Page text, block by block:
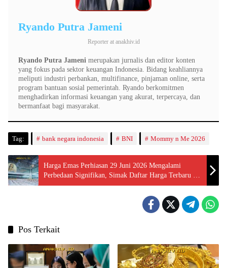
Ryando Putra Jameni
Reporter at anakhiv.id
Ryando Putra Jameni merupakan jurnalis dan editor konten
yang fokus pada sektor keuangan Indonesia. Bidang keahliannya
meliputi industri perbankan, multifinance, pinjaman online, serta
program bantuan sosial pemerintah. Ryando berkomitmen
menghadirkan informasi keuangan yang akurat, terpercaya, dan
bermanfaat bagi masyarakat.
Tag: bank negara indonesia BNI Mommy n Me 2026
Harga Emas Perhiasan 29 Juni 2026 Mengalami
Perbedaan Signifikan, Simak Daftar Harga Terbaru di
Setiap Toko!
Pos Terkait